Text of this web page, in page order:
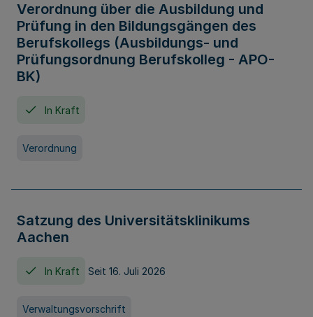
Verordnung über die Ausbildung und
Prüfung in den Bildungsgängen des
Berufskollegs (Ausbildungs- und
Prüfungsordnung Berufskolleg - APO-
BK)
In Kraft
Verordnung
Satzung des Universitätsklinikums
Aachen
In Kraft Seit 16. Juli 2026
Verwaltungsvorschrift